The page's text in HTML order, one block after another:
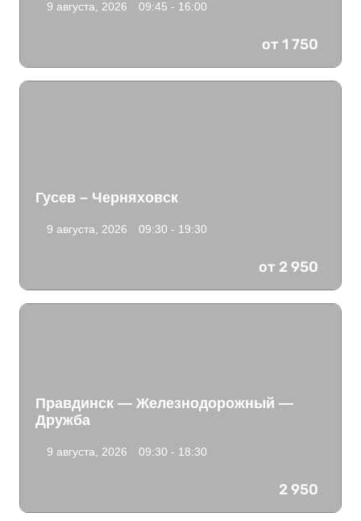
9 августа, 2026 09:45 - 16:00
от 1 750
Гусев – Черняховск
9 августа, 2026 09:30 - 19:30
от 2 950
Правдинск — Железнодорожный —
Дружба
9 августа, 2026 09:30 - 18:30
2 950